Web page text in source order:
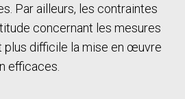
Par ailleurs, les contraintes
concernant les mesures
plus difficile la mise en œuvre
efficaces.